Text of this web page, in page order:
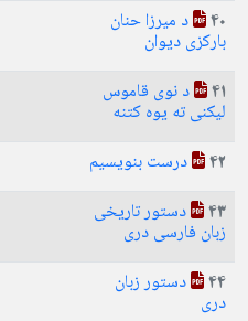
40 د میرزا حنان
بارکزی دیوان
41 د نوی قاموس
لیکنی ته یوه کتنه
42 درست بنویسیم
43 دستور تاریخی
زبان فارسی دری
44 دستور زبان
دری